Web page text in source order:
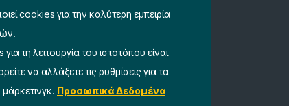
πάντα την
cookies για την καλύτερη εμπειρία
τη λειτουργία του ιστοτόπου είναι
να αλλάξετε τις ρυθμίσεις για τα
Προσωπικά Δεδομένα